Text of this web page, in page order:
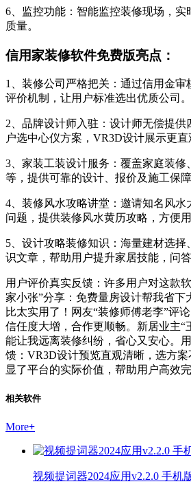
6、监控功能：智能监控装修现场，实
质量。
信用家装修软件免费版亮点：
1、装修公司严格把关：通过信用金审
评价机制，让用户标准选出优质公司。
2、品牌设计师入驻：设计师无偿提供
户选中心仪方案，VR3D设计展示更直
3、家装工装设计服务：覆盖家庭装修
等，提供可靠的设计、报价及施工保障
4、装修风水攻略讲堂：邀请知名风水
问题，提供装修风水黄历攻略，方便用
5、设计攻略装修知识：海量建材选择
识文章，帮助用户提升家居技能，问
用户评价真实反馈：许多用户对这款
家小张”分享：免费量房设计帮我省下
比太实用了！网友“装修师傅老李”评
信任度大增，合作更顺畅。新居业主“
能让我远离装修纠纷，省心又安心。
馈：VR3D设计预览直观清晰，选方
显了平台的实际价值，帮助用户高效完
相关软件
More+
视频提词器2024应用v2.2.0 手机